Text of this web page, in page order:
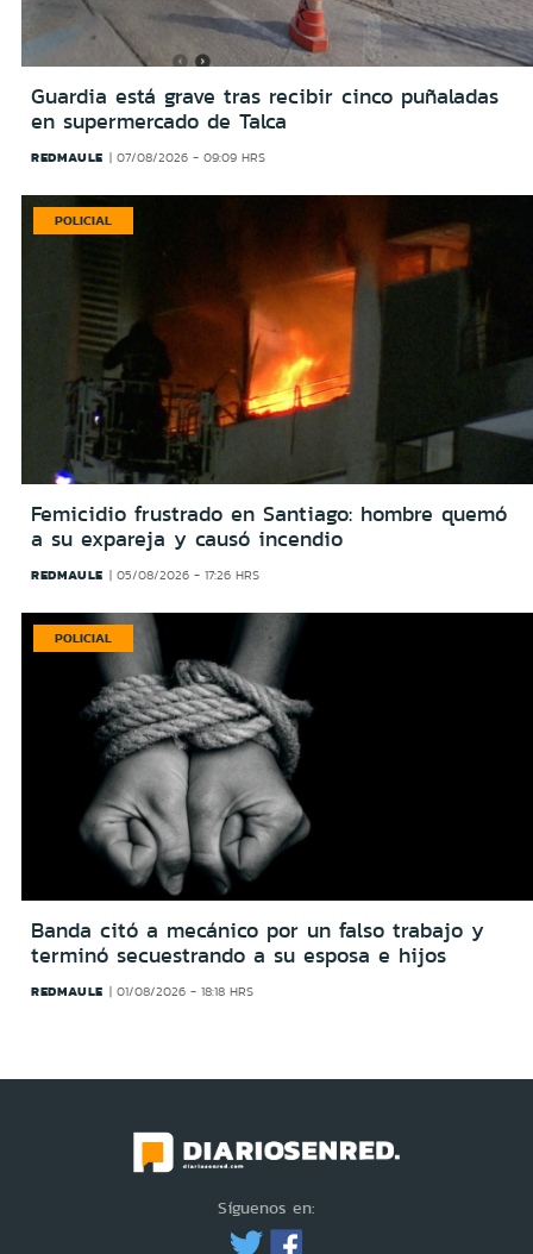
Guardia está grave tras recibir cinco puñaladas
en supermercado de Talca
REDMAULE 07/08/2026 - 09:09 HRS
POLICIAL
Femicidio frustrado en Santiago: hombre quemó
a su expareja y causó incendio
REDMAULE 05/08/2026 - 17:26 HRS
POLICIAL
Banda citó a mecánico por un falso trabajo y
terminó secuestrando a su esposa e hijos
REDMAULE 01/08/2026 - 18:18 HRS
Síguenos en: